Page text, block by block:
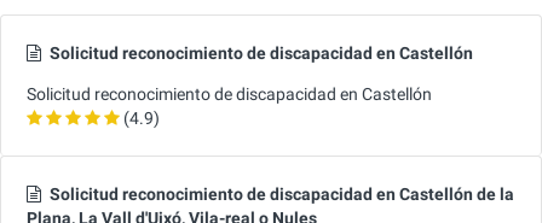
Solicitud reconocimiento de discapacidad en Castellón
Solicitud reconocimiento de discapacidad en Castellón
(4.9)
Solicitud reconocimiento de discapacidad en Castellón de la
Plana, La Vall d'Uixó, Vila-real o Nules